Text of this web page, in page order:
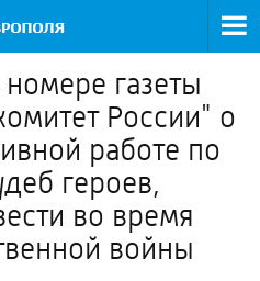
газеты
России" о
работе по
героев,
во время
войны